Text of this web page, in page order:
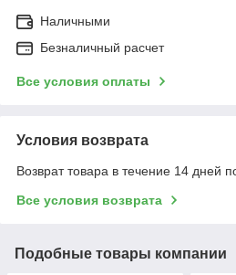
Наличными
Безналичный расчет
Все условия оплаты
Условия возврата
Возврат товара в течение 14 дней
Все условия возврата
Подобные товары компании